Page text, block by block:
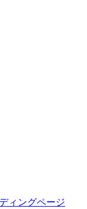
ィングページ